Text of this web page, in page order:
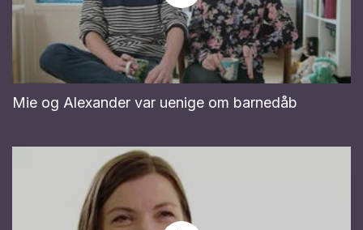
Mie og Alexander var uenige om barnedåb